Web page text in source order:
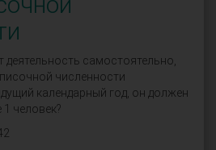
самостоятельно,
численности
календарный год, он должен
человек?